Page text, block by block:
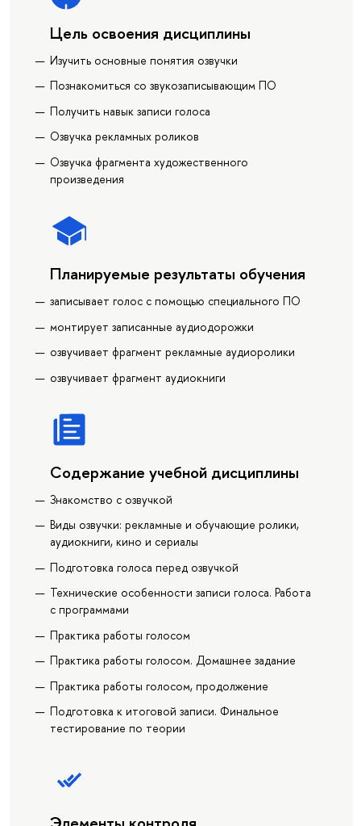
Цель освоения дисциплины
Изучить основные понятия озвучки
Познакомиться со звукозаписывающим ПО
Получить навык записи голоса
Озвучка рекламных роликов
Озвучка фрагмента художественного
произведения
Планируемые результаты обучения
записывает голос с помощью специального ПО
монтирует записанные аудиодорожки
озвучивает фрагмент рекламные аудиоролики
озвучивает фрагмент аудиокниги
Содержание учебной дисциплины
Знакомство с озвучкой
Виды озвучки: рекламные и обучающие ролики,
аудиокниги, кино и сериалы
Подготовка голоса перед озвучкой
Технические особенности записи голоса. Работа
с программами
Практика работы голосом
Практика работы голосом. Домашнее задание
Практика работы голосом, продолжение
Подготовка к итоговой записи. Финальное
тестирование по теории